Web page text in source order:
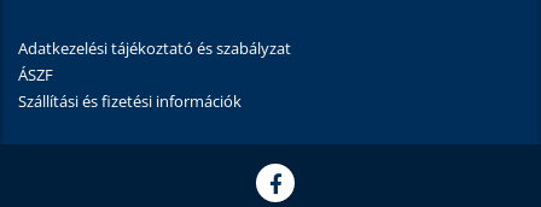
Adatkezelési tájékoztató és szabályzat
ÁSZF
Szállítási és fizetési információk